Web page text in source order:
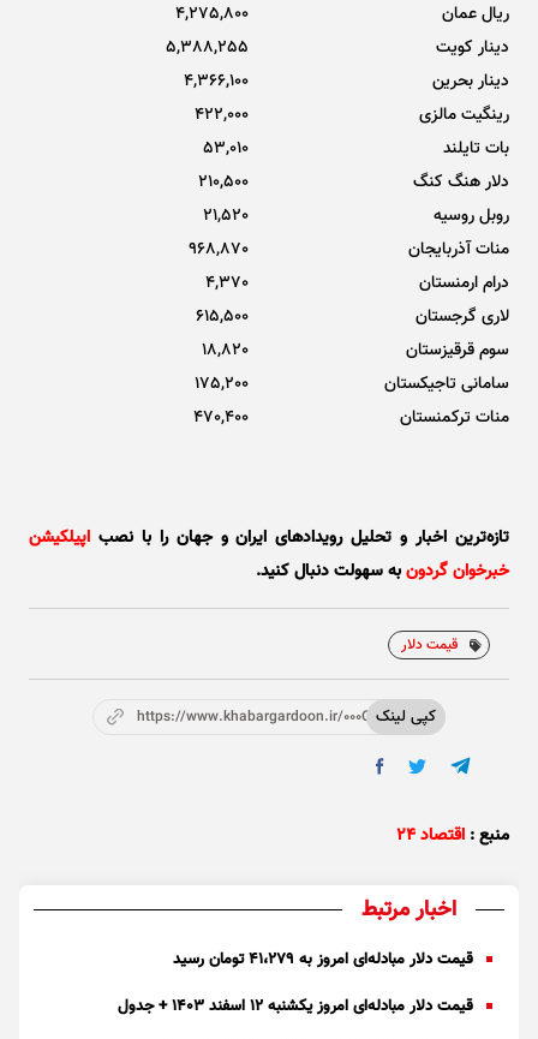
ریال عمان
4,275,800
دینار کویت
5,388,255
دینار بحرین
4,366,100
رینگیت مالزی
422,000
بات تایلند
53,010
دلار هنگ کنگ
210,500
روبل روسیه
21,520
منات آذربایجان
968,870
درام ارمنستان
4,370
لاری گرجستان
615,500
سوم قرقیزستان
18,820
سامانی تاجیکستان
175,200
منات ترکمنستان
470,400
تازه‌ترین اخبار و تحلیل‌ رویدادهای ایران و جهان را با نصب اپیلکیشن
خبرخوان گردونبه سهولت دنبال کنید.
قیمت دلار
کپی لینکhttps://www.khabargardoon.ir/000OyL
منبع : اقتصاد ۲۴
اخبار مرتبط
قیمت دلار مبادله‌ای امروز به ۴۱،۲۷۹ تومان رسید
قیمت دلار مبادله‌ای امروز یکشنبه ۱۲ اسفند ۱۴۰۳ + جدول